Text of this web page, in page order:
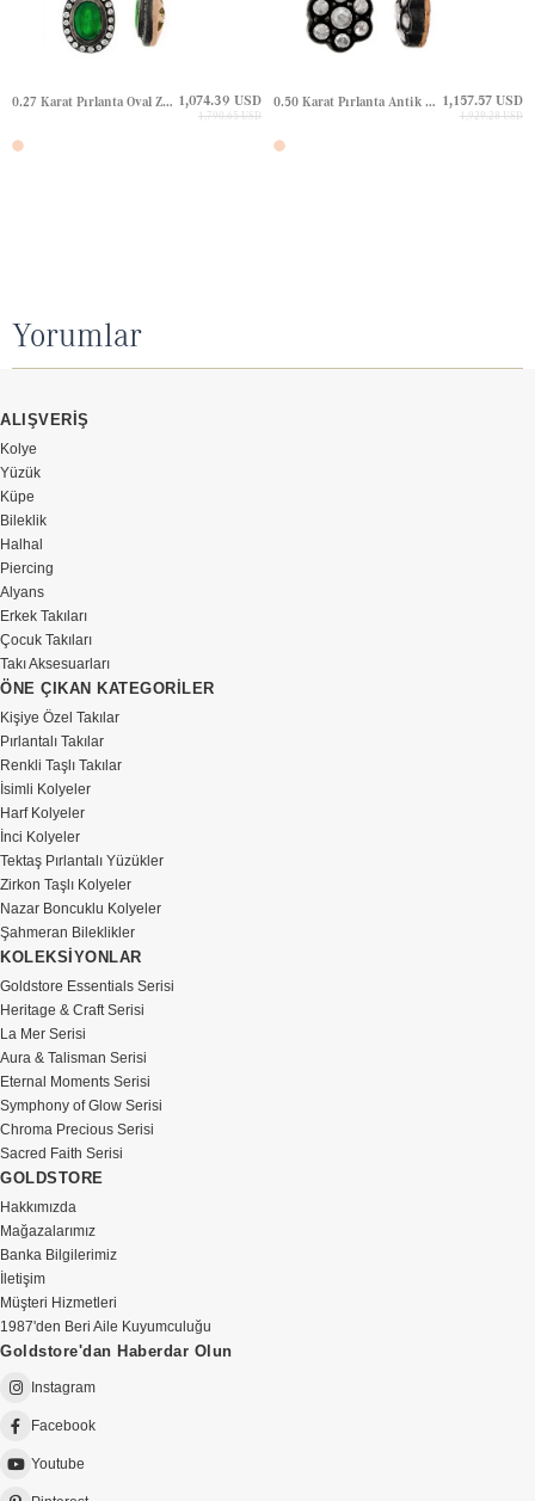
0.27 Karat Pırlanta Oval Zümrüt Yaprak Halo Elmas Altın Küpe 1,074.39 USD
1,790.65 USD
0.50 Karat Pırlanta Antik Çiçek Aurası Elmas Gül Kesim Elmas Altın Küpe 1,157.57 USD
1,929.28 USD
Yorumlar
ALIŞVERİŞ
Kolye
Yüzük
Küpe
Bileklik
Halhal
Piercing
Alyans
Erkek Takıları
Çocuk Takıları
Takı Aksesuarları
ÖNE ÇIKAN KATEGORİLER
Kişiye Özel Takılar
Pırlantalı Takılar
Renkli Taşlı Takılar
İsimli Kolyeler
Harf Kolyeler
İnci Kolyeler
Tektaş Pırlantalı Yüzükler
Zirkon Taşlı Kolyeler
Nazar Boncuklu Kolyeler
Şahmeran Bileklikler
KOLEKSİYONLAR
Goldstore Essentials Serisi
Heritage & Craft Serisi
La Mer Serisi
Aura & Talisman Serisi
Eternal Moments Serisi
Symphony of Glow Serisi
Chroma Precious Serisi
Sacred Faith Serisi
GOLDSTORE
Hakkımızda
Mağazalarımız
Banka Bilgilerimiz
İletişim
Müşteri Hizmetleri
1987'den Beri Aile Kuyumculuğu
Goldstore'dan Haberdar Olun
Instagram
Facebook
Youtube